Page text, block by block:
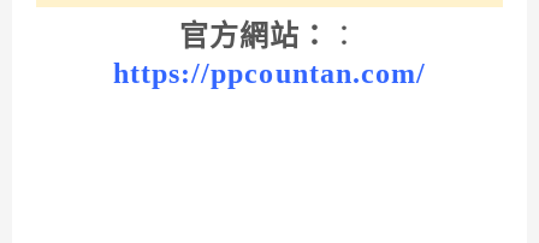
官方網站：
：
https://ppcountan.com/